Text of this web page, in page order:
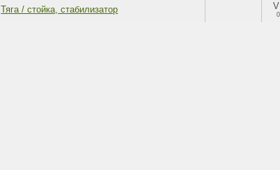
Тяга / стойка, стабилизатор